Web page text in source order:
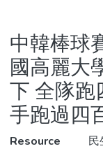
Statistics
中韓棒球
國高麗大
下 全隊跑
手跑過四
Resource
民